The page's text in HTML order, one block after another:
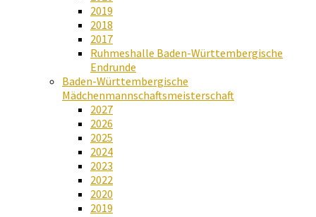
2019
2018
2017
Ruhmeshalle Baden-Württembergische
Endrunde
Baden-Württembergische
Mädchenmannschaftsmeisterschaft
2027
2026
2025
2024
2023
2022
2020
2019